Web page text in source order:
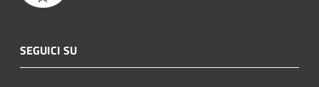
SEGUICI SU